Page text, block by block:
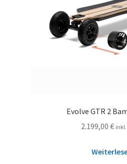
Evolve GTR 2
2.199,00 € inkl.